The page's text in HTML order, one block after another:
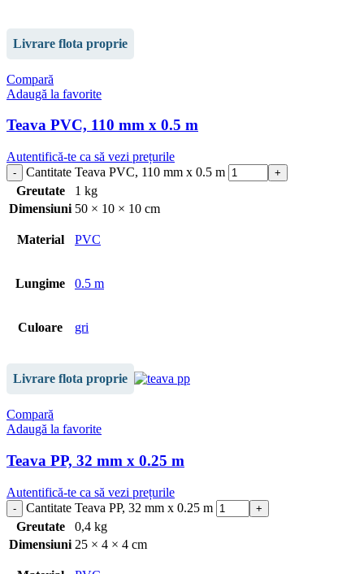
Livrare flota proprie
Compară
Adaugă la favorite
Teava PVC, 110 mm x 0.5 m
Autentifică-te ca să vezi prețurile
Cantitate Teava PVC, 110 mm x 0.5 m
Greutate
1 kg
Dimensiuni 50 × 10 × 10 cm
Material PVC
Lungime 0.5 m
Culoare gri
Livrare flota proprie
Compară
Adaugă la favorite
Teava PP, 32 mm x 0.25 m
Autentifică-te ca să vezi prețurile
Cantitate Teava PP, 32 mm x 0.25 m
Greutate
0,4 kg
Dimensiuni 25 × 4 × 4 cm